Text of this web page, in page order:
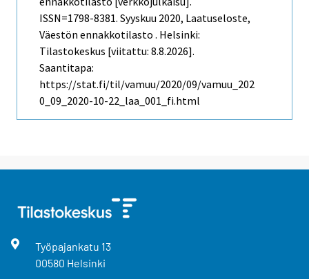
ISSN=1798-8381. Syyskuu 2020, Laatuseloste,
Väestön ennakkotilasto . Helsinki:
Tilastokeskus [viitattu: 8.8.2026].
Saantitapa:
https://stat.fi/til/vamuu/2020/09/vamuu_202
0_09_2020-10-22_laa_001_fi.html
Työpajankatu 13
00580 Helsinki